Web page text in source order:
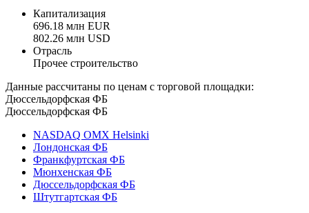
Капитализация
696.18 млн EUR
802.26 млн USD
Отрасль
Прочее строительство
Данные рассчитаны по ценам с торговой площадки:
Дюссельдорфская ФБ
Дюссельдорфская ФБ
NASDAQ OMX Helsinki
Лондонская ФБ
Франкфуртская ФБ
Мюнхенская ФБ
Дюссельдорфская ФБ
Штутгартская ФБ